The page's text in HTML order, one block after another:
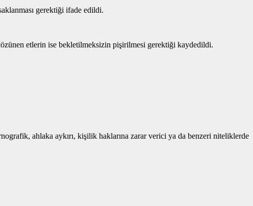
gerektiği ifade edildi.
etlerin ise bekletilmeksizin pişirilmesi gerektiği kaydedildi.
ahlaka aykırı, kişilik haklarına zarar verici ya da benzeri niteliklerde